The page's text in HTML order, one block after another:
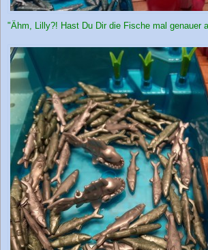
"Ähm, Lilly?! Hast Du Dir die Fische mal genauer